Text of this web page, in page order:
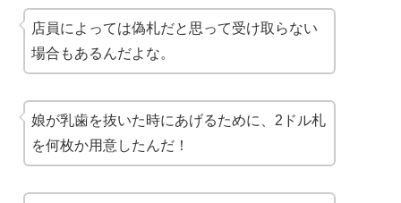
店員によっては偽札だと思って受け取らない
場合もあるんだよな。
娘が乳歯を抜いた時にあげるために、2ドル札
を何枚か用意したんだ！